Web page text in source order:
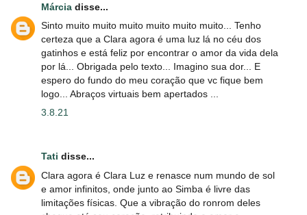
Márcia disse...
Sinto muito muito muito muito muito muito... Tenho
certeza que a Clara agora é uma luz lá no céu dos
gatinhos e está feliz por encontrar o amor da vida dela
por lá... Obrigada pelo texto... Imagino sua dor... E
espero do fundo do meu coração que vc fique bem
logo... Abraços virtuais bem apertados ...
3.8.21
Tati disse...
Clara agora é Clara Luz e renasce num mundo de sol
e amor infinitos, onde junto ao Simba é livre das
limitações físicas. Que a vibração do ronrom deles